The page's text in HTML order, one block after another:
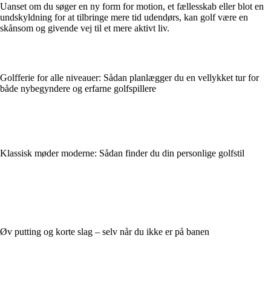
Uanset om du søger en ny form for motion, et fællesskab eller blot en
undskyldning for at tilbringe mere tid udendørs, kan golf være en
skånsom og givende vej til et mere aktivt liv.
Golfferie for alle niveauer: Sådan planlægger du en vellykket tur for
både nybegyndere og erfarne golfspillere
Klassisk møder moderne: Sådan finder du din personlige golfstil
Øv putting og korte slag – selv når du ikke er på banen